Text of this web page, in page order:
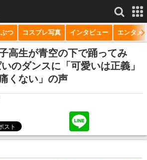
もっと見る
つ コスプレ写真 インタビュー エンタメ
高生が青空の下で踊ってみ
のダンスに「可愛いは正義」
くない」の声